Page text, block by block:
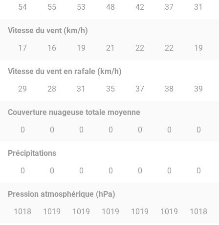
54
55 53 48 42 37 31
Vitesse du vent (km/h)
17
16 19 21 22 22 19
Vitesse du vent en rafale (km/h)
29
28 31 35 37 38 39
Couverture nuageuse totale moyenne
0
0 0 0 0 0 0
Précipitations
0
0 0 0 0 0 0
Pression atmosphérique (hPa)
1018
1019 1019 1019 1019 1019 1018